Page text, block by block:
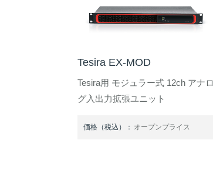
Tesira EX-MOD
Tesira用 モジュラー式 12ch アナロ
グ入出力拡張ユニット
価格（税込）： オープンプライス